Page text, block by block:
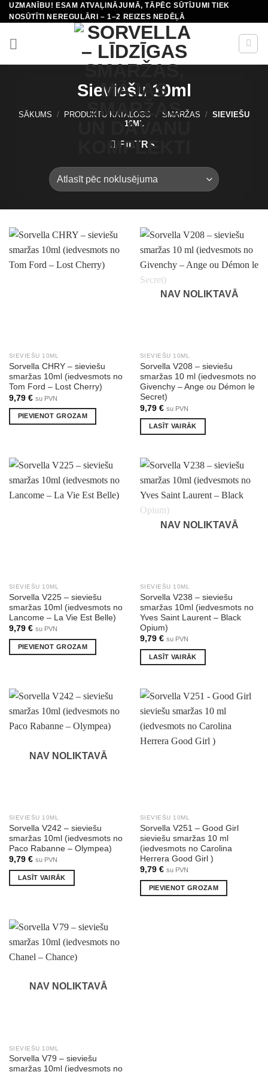
Skip
to
content
UZMANĪBU! ESAM ATVAĻINĀJUMĀ, TĀPĒC SŪTĪJUMI TIEK
NOSŪTĪTI NEREGULĀRI – 1–2 REIZES NEDĒĻĀ
Sieviešu 10ml
SĀKUMS / PRODUKTU KATALOGS / SMARŽAS / SIEVIEŠU
10ML
FILTRS
SIEVIEŠU 10ML
Sorvella CHRY – sieviešu
smaržas 10ml (iedvesmots no
Tom Ford – Lost Cherry)
9,79 € su PVN
PIEVIENOT GROZAM
NAV NOLIKTAVĀ
SIEVIEŠU 10ML
Sorvella V208 – sieviešu
smaržas 10 ml (iedvesmots no
Givenchy – Ange ou Démon le
Secret)
9,79 € su PVN
LASĪT VAIRĀK
SIEVIEŠU 10ML
Sorvella V225 – sieviešu
smaržas 10ml (iedvesmots no
Lancome – La Vie Est Belle)
9,79 € su PVN
PIEVIENOT GROZAM
NAV NOLIKTAVĀ
SIEVIEŠU 10ML
Sorvella V238 – sieviešu
smaržas 10ml (iedvesmots no
Yves Saint Laurent – Black
Opium)
9,79 € su PVN
LASĪT VAIRĀK
NAV NOLIKTAVĀ
SIEVIEŠU 10ML
Sorvella V242 – sieviešu
smaržas 10ml (iedvesmots no
Paco Rabanne – Olympea)
9,79 € su PVN
LASĪT VAIRĀK
SIEVIEŠU 10ML
Sorvella V251 – Good Girl
sieviešu smaržas 10 ml
(iedvesmots no Carolina
Herrera Good Girl )
9,79 € su PVN
PIEVIENOT GROZAM
NAV NOLIKTAVĀ
SIEVIEŠU 10ML
Sorvella V79 – sieviešu
smaržas 10ml (iedvesmots no